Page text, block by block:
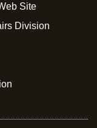
Site
Division